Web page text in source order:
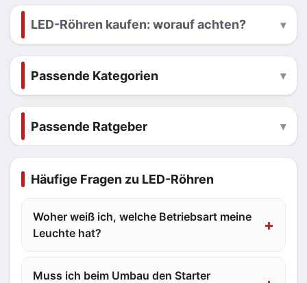
LED-Röhren kaufen: worauf achten?
Passende Kategorien
Passende Ratgeber
Häufige Fragen zu LED-Röhren
Woher weiß ich, welche Betriebsart meine
Leuchte hat?
Muss ich beim Umbau den Starter